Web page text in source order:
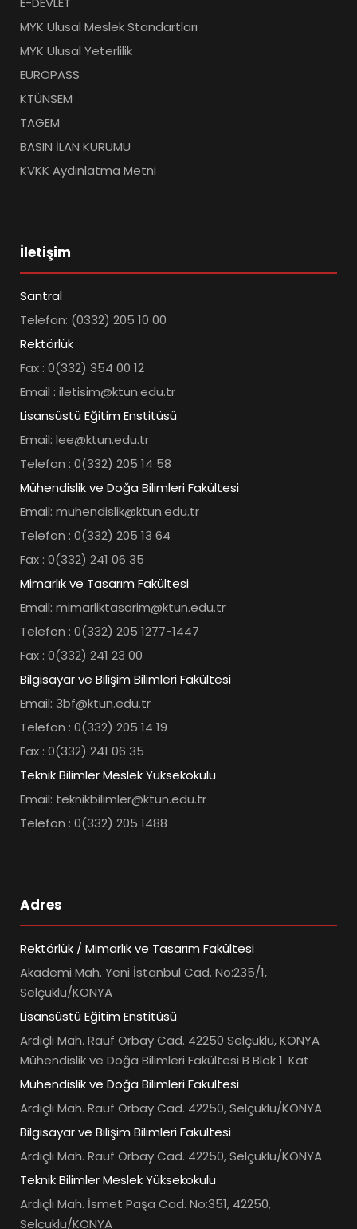
MYK Ulusal Meslek Standartları
MYK Ulusal Yeterlilik
EUROPASS
KTÜNSEM
TAGEM
BASIN İLAN KURUMU
KVKK Aydınlatma Metni
İletişim
Santral
Telefon: (0332) 205 10 00
Rektörlük
Fax : 0(332) 354 00 12
Email : iletisim@ktun.edu.tr
Lisansüstü Eğitim Enstitüsü
Email: lee@ktun.edu.tr
Telefon : 0(332) 205 14 58
Mühendislik ve Doğa Bilimleri Fakültesi
Email: muhendislik@ktun.edu.tr
Telefon : 0(332) 205 13 64
Fax : 0(332) 241 06 35
Mimarlık ve Tasarım Fakültesi
Email: mimarliktasarim@ktun.edu.tr
Telefon : 0(332) 205 1277-1447
Fax : 0(332) 241 23 00
Bilgisayar ve Bilişim Bilimleri Fakültesi
Email: 3bf@ktun.edu.tr
Telefon : 0(332) 205 14 19
Fax : 0(332) 241 06 35
Teknik Bilimler Meslek Yüksekokulu
Email: teknikbilimler@ktun.edu.tr
Telefon : 0(332) 205 1488
Adres
Rektörlük / Mimarlık ve Tasarım Fakültesi
Akademi Mah. Yeni İstanbul Cad. No:235/1,
Selçuklu/KONYA
Lisansüstü Eğitim Enstitüsü
Ardıçlı Mah. Rauf Orbay Cad. 42250 Selçuklu, KONYA
Mühendislik ve Doğa Bilimleri Fakültesi B Blok 1. Kat
Mühendislik ve Doğa Bilimleri Fakültesi
Ardıçlı Mah. Rauf Orbay Cad. 42250, Selçuklu/KONYA
Bilgisayar ve Bilişim Bilimleri Fakültesi
Ardıçlı Mah. Rauf Orbay Cad. 42250, Selçuklu/KONYA
Teknik Bilimler Meslek Yüksekokulu
Ardıçlı Mah. İsmet Paşa Cad. No:351, 42250,
Selçuklu/KONYA